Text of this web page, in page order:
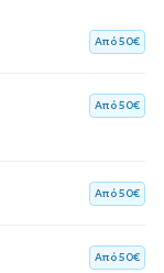
Aπό 50€
Aπό 50€
Aπό 50€
Aπό 50€